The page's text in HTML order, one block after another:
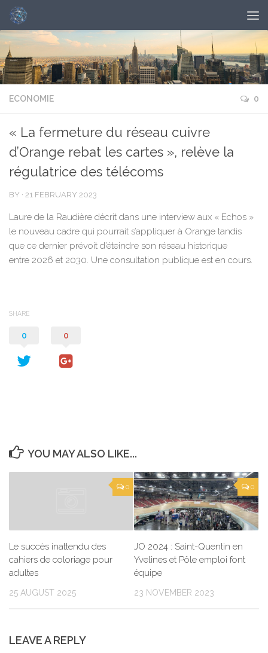
ECONOMIE 0
« La fermeture du réseau cuivre
d’Orange rebat les cartes », relève la
régulatrice des télécoms
BY · 21 FEBRUARY 2023
Laure de la Raudière décrit dans une interview aux « Echos »
le nouveau cadre qui pourrait s’appliquer à Orange tandis
que ce dernier prévoit d’éteindre son réseau historique
entre 2026 et 2030. Une consultation publique est en cours.
SHARE
0 0
YOU MAY ALSO LIKE...
0
Le succès inattendu des
cahiers de coloriage pour
adultes
25 AUGUST 2025
0
JO 2024 : Saint-Quentin en
Yvelines et Pôle emploi font
équipe
23 NOVEMBER 2023
LEAVE A REPLY